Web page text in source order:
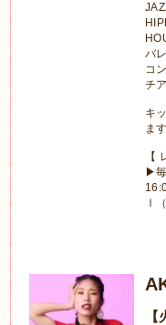
バ
コ
チ
キ
ます
【
▶
Ⅰ